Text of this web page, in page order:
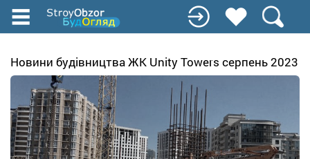
Перейти
содержанию
Новини будівництва ЖК Unity Towers серпень 2023